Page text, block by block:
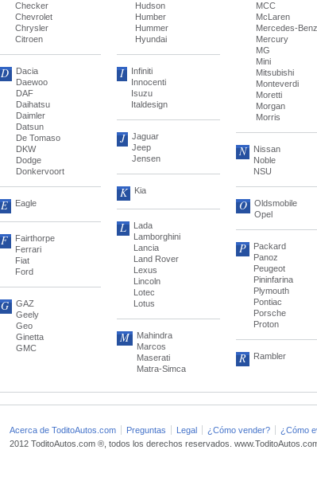
Checker
Chevrolet
Chrysler
Citroen
D
Dacia
Daewoo
DAF
Daihatsu
Daimler
Datsun
De Tomaso
DKW
Dodge
Donkervoort
E Eagle
F
Fairthorpe
Ferrari
Fiat
Ford
G
GAZ
Geely
Geo
Ginetta
GMC
Hudson
Humber
Hummer
Hyundai
I
Infiniti
Innocenti
Isuzu
Italdesign
J
Jaguar
Jeep
Jensen
K Kia
L
Lada
Lamborghini
Lancia
Land Rover
Lexus
Lincoln
Lotec
Lotus
M
Mahindra
Marcos
Maserati
Matra-Simca
MCC
McLaren
Mercedes-Benz
Mercury
MG
Mini
Mitsubishi
Monteverdi
Moretti
Morgan
Morris
N
Nissan
Noble
NSU
O
Oldsmobile
Opel
P
Packard
Panoz
Peugeot
Pininfarina
Plymouth
Pontiac
Porsche
Proton
R Rambler
Acerca de ToditoAutos.com Preguntas Legal ¿Cómo vender? ¿Cómo
2012 ToditoAutos.com ®, todos los derechos reservados.